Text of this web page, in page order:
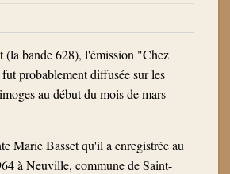
(la bande 628), l'émission "Chez
probablement diffusée sur les
au début du mois de mars
Marie Bassetqu'il a enregistrée au
à Neuville, commune de Saint-